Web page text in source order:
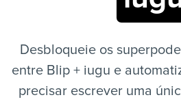
Desbloqueie os
entre Blip + iugu e
precisar escrever uma